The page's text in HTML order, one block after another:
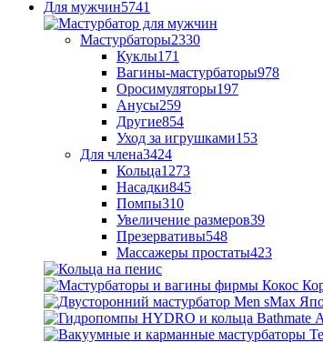
Для мужчин5741
Мастурбаторы2330
Куклы171
Вагины-мастурбаторы978
Оросимуляторы197
Анусы259
Другие854
Уход за игрушками153
Для члена3424
Кольца1273
Насадки845
Помпы310
Увеличение размеров39
Презервативы548
Массажеры простаты423